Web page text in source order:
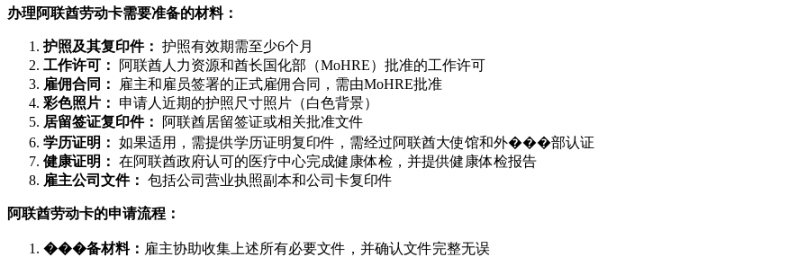
办理阿联酋劳动卡需要准备的材料：
护照及其复印件： 护照有效期需至少6个月
工作许可：
阿联酋人力资源和酋长国化部（MoHRE）批准的工作许可
雇佣合同：
雇主和雇员签署的正式雇佣合同，需由MoHRE批准
彩色照片：
申请人近期的护照尺寸照片（白色背景）
居留签证复印件：
阿联酋居留签证或相关批准文件
学历证明： 如果适用，需提供学历证明复印件，需经过阿联酋大使馆和外���部认证
健康证明： 在阿联酋政府认可的医疗中心完成健康体检，并提供健康体检报告
雇主公司文件： 包括公司营业执照副本和公司卡复印件
阿联酋劳动卡的申请流程：
���备材料： 雇主协助收集上述所有必要文件，并确认文件完整无误